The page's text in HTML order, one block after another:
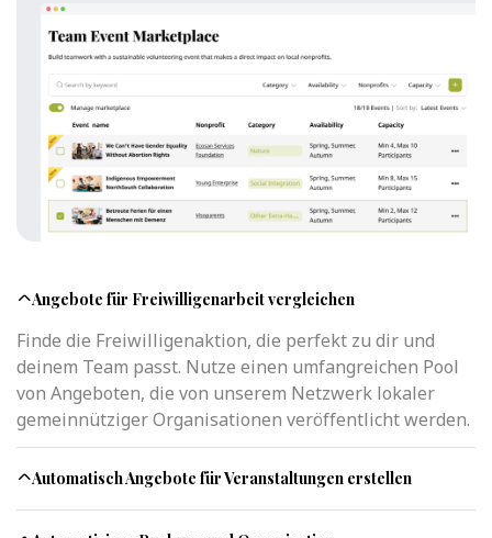
Angebote für Freiwilligenarbeit vergleichen
Finde die Freiwilligenaktion, die perfekt zu dir und
deinem Team passt. Nutze einen umfangreichen Pool
von Angeboten, die von unserem Netzwerk lokaler
gemeinnütziger Organisationen veröffentlicht werden.
Automatisch Angebote für Veranstaltungen erstellen